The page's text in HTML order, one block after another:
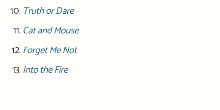
Truth or Dare
Cat and Mouse
Forget Me Not
Into the Fire